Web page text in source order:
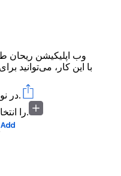
وب ‌اپلیکیشن ریحان
با این کار، می‌توانید
در نوار پایین کلیک کنید.
را انتخاب کنید.